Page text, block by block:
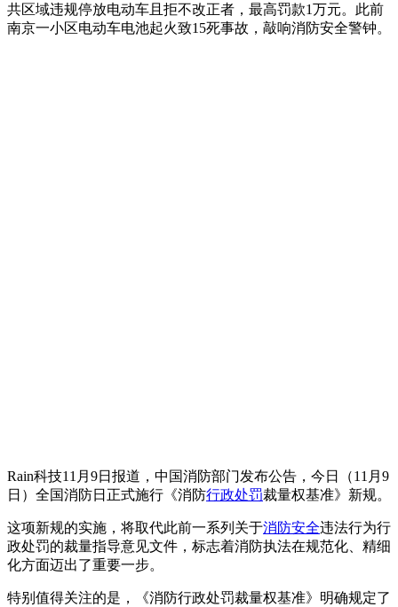
共区域违规停放电动车且拒不改正者，最高罚款1万元。此前
南京一小区电动车电池起火致15死事故，敲响消防安全警钟。
Rain科技11月9日报道，中国消防部门发布公告，今日（11月9
日）全国消防日正式施行《消防行政处罚裁量权基准》新规。
这项新规的实施，将取代此前一系列关于消防安全违法行为行
政处罚的裁量指导意见文件，标志着消防执法在规范化、精细
化方面迈出了重要一步。
特别值得关注的是，《消防行政处罚裁量权基准》明确规定了